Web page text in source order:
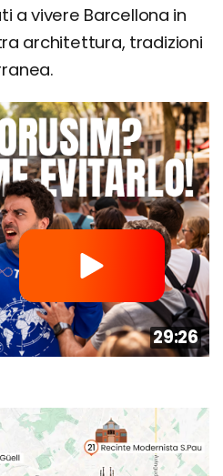
a vivere Barcellona in
architettura, tradizioni